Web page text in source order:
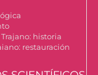
historia
restauración